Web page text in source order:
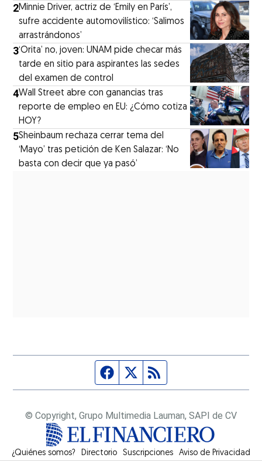
2Minnie Driver, actriz de ‘Emily en París’,
sufre accidente automovilístico: ‘Salimos
arrastrándonos’
3‘Orita’ no, joven: UNAM pide checar más
tarde en sitio para aspirantes las sedes
del examen de control
4Wall Street abre con ganancias tras
reporte de empleo en EU: ¿Cómo cotiza
HOY?
5Sheinbaum rechaza cerrar tema del
‘Mayo’ tras petición de Ken Salazar: ‘No
basta con decir que ya pasó’
Página de Facebook
Fuente Twitter
© Copyright, Grupo Multimedia Lauman, SAPI de CV
¿Quiénes somos? Directorio Suscripciones Opens in new window
Aviso de Privacidad